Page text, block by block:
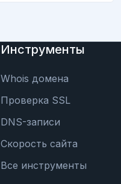
Инструменты
Whois домена
Проверка SSL
DNS-записи
Скорость сайта
Все инструменты